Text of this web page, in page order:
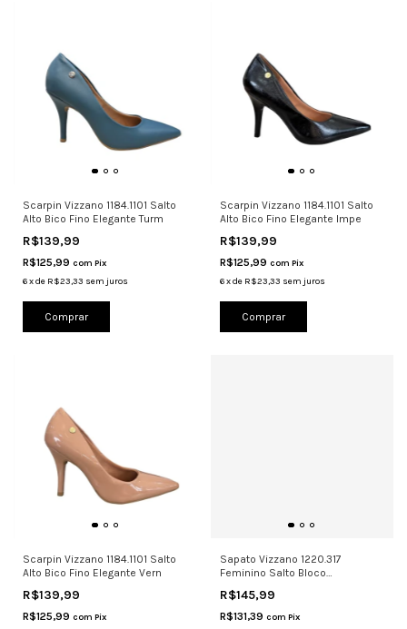
Scarpin Vizzano 1184.1101 Salto
Alto Bico Fino Elegante Turm
R$139,99
R$125,99 com Pix
6xde R$23,33 sem juros
Comprar
Scarpin Vizzano 1184.1101 Salto
Alto Bico Fino Elegante Impe
R$139,99
R$125,99 com Pix
6 xde R$23,33 sem juros
Comprar
Scarpin Vizzano 1184.1101 Salto
Alto Bico Fino Elegante Vern
R$139,99
R$125,99 com Pix
Sapato Vizzano 1220.317
Feminino Salto Bloco
R$145,99
R$131,39 com Pix